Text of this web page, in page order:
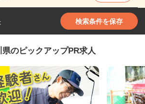
検索条件を保存
県のピックアップPR求人